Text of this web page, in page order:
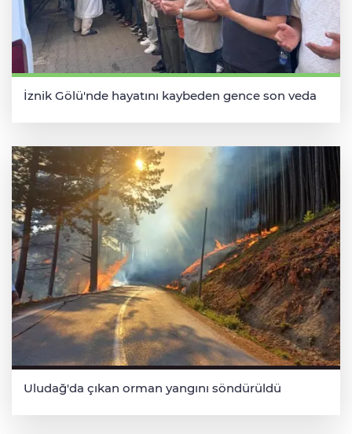
İznik Gölü'nde hayatını kaybeden gence son veda
Uludağ'da çıkan orman yangını söndürüldü